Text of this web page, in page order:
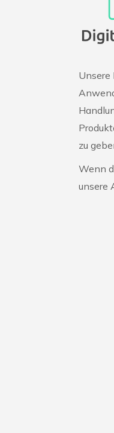
Unsere
zu
Wenn
unsere